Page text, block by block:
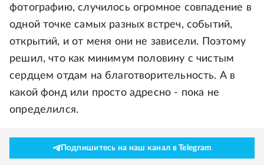
фотографию, случилось огромное совпадение в
одной точке самых разных встреч, событий,
открытий, и от меня они не зависели. Поэтому
решил, что как минимум половину с чистым
сердцем отдам на благотворительность. А в
какой фонд или просто адресно - пока не
определился.
Подпишитесь на наш канал в Telegram